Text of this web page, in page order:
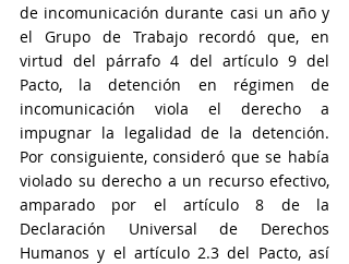
de incomunicación durante casi un año y
el Grupo de Trabajo recordó que, en
virtud del párrafo 4 del artículo 9 del
Pacto, la detención en régimen de
incomunicación viola el derecho a
impugnar la legalidad de la detención.
Por consiguiente, consideró que se había
violado su derecho a un recurso efectivo,
amparado por el artículo 8 de la
Declaración Universal de Derechos
Humanos y el artículo 2.3 del Pacto, así